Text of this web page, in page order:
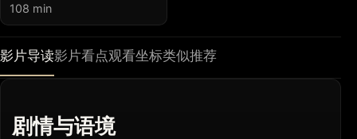
108 min
影片导读影片看点观看坐标类似推荐
剧情与语境